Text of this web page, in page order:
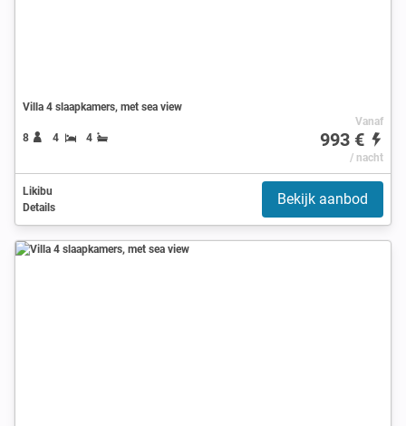
Villa 4 slaapkamers, met sea view
8 4 4
Vanaf
993 €
/ nacht
Likibu
Details
Bekijk aanbod